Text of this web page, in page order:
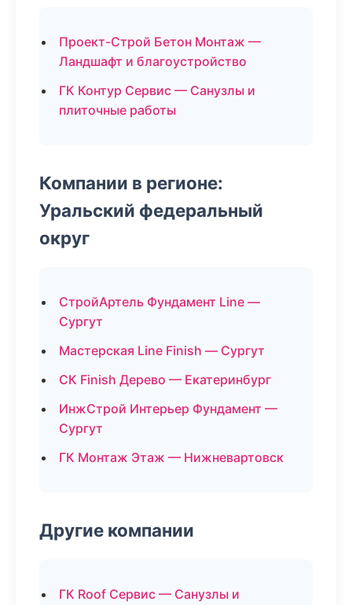
Проект-Строй Бетон Монтаж —
Ландшафт и благоустройство
ГК Контур Сервис — Санузлы и
плиточные работы
Компании в регионе:
Уральский федеральный
округ
СтройАртель Фундамент Line —
Сургут
Мастерская Line Finish — Сургут
СК Finish Дерево — Екатеринбург
ИнжСтрой Интерьер Фундамент —
Сургут
ГК Монтаж Этаж — Нижневартовск
Другие компании
ГК Roof Сервис — Санузлы и